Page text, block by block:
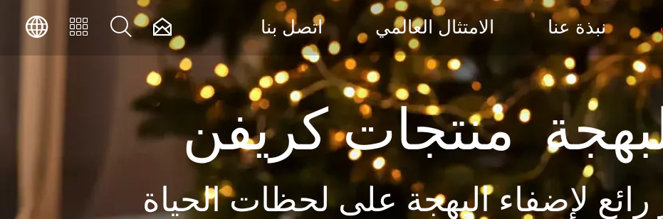
نبذة عنا الامتثال العالمي اتصل بنا 



منتجات كريفن
لإضفاء البهجة على لحظات الحياة